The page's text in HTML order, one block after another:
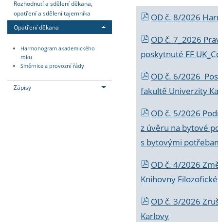
Rozhodnutí a sdělení děkana,
opatření a sdělení tajemníka
Opatření děkana
Harmonogram akademického
roku
Směrnice a provozní řády
Zápisy
OD č. 8/2026
OD č. 7_2026
poskytnuté FF
OD č. 6/2026
fakultě Univerzity
OD č. 5/2026
z úvěru na bytové
s bytovými
OD č. 4/2026
Knihovny
OD č. 3/2026
Karlovy